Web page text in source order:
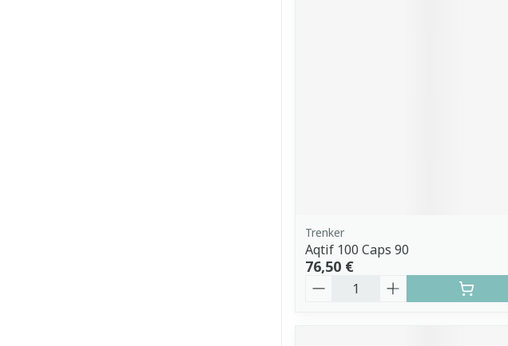
Trenker
Aqtif 100 Caps 90
76,50 €
Quantité